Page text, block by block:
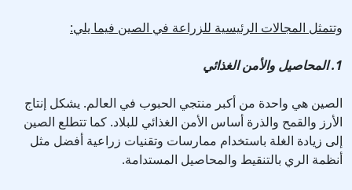
وتتمثل المجالات الرئيسية للزراعة في الصين فيما يلي:
1. المحاصيل والأمن الغذائي
الصين هي واحدة من أكبر منتجي الحبوب في العالم. يشكل إنتاج
الأرز والقمح والذرة أساس الأمن الغذائي للبلاد. كما تتطلع الصين
إلى زيادة الغلة باستخدام ممارسات وتقنيات زراعية أفضل مثل
أنظمة الري بالتنقيط والمحاصيل المستدامة.